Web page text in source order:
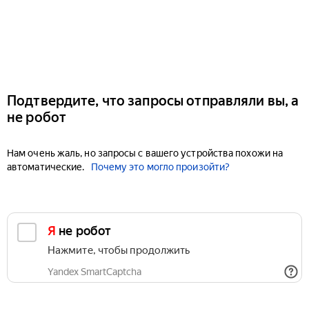
Подтвердите, что запросы отправляли вы, а
не робот
Нам очень жаль, но запросы с вашего устройства похожи на
автоматические.
Почему это могло произойти?
Я не робот
Нажмите, чтобы продолжить
Yandex SmartCaptcha